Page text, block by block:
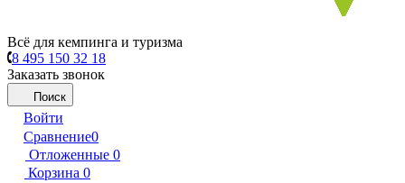
Всё для кемпинга и туризма
8 495 150 32 18
Заказать звонок
Поиск
Войти
Сравнение0
Отложенные 0
Корзина 0